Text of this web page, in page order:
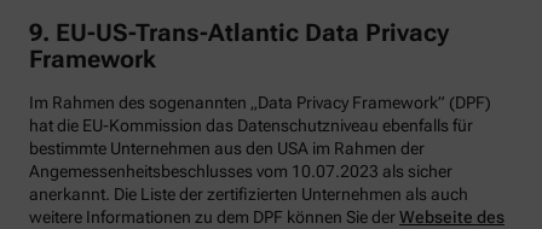
9. EU-US-Trans-Atlantic Data Privacy
Framework
Im Rahmen des sogenannten „Data Privacy Framework” (DPF)
hat die EU-Kommission das Datenschutzniveau ebenfalls für
bestimmte Unternehmen aus den USA im Rahmen der
Angemessenheitsbeschlusses vom 10.07.2023 als sicher
anerkannt. Die Liste der zertifizierten Unternehmen als auch
weitere Informationen zu dem DPF können Sie derWebseite des